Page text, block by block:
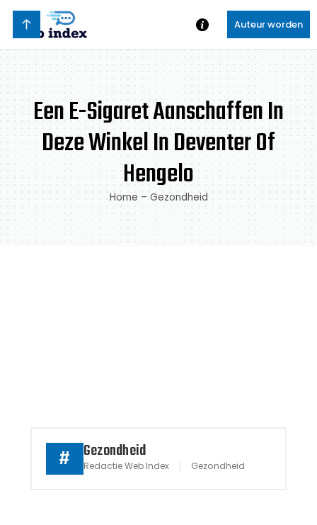
Auteur worden
Een E-Sigaret Aanschaffen In
Deze Winkel In Deventer Of
Hengelo
Home – Gezondheid
# Gezondheid
Redactie Web Index Gezondheid